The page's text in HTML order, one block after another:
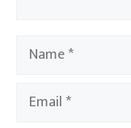
Name
Email